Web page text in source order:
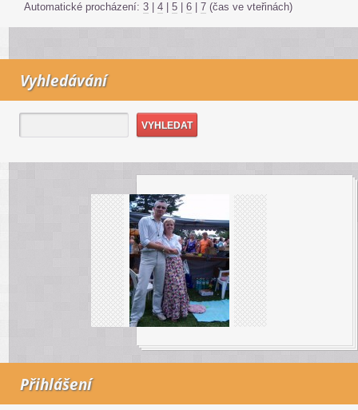
Automatické procházení: 3 4 5 6 7 (čas ve vteřinách)
Vyhledávání
Přihlášení